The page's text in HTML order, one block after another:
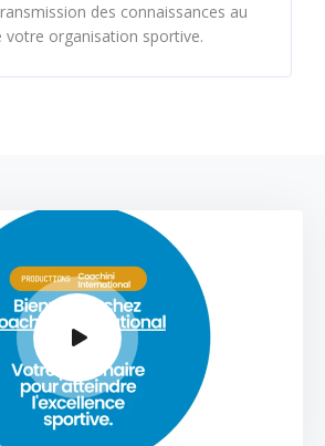
des connaissances au
votre organisation sportive.